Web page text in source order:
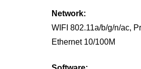
Network:
WIFI 802.11a/b/g/n/ac,
Ethernet 10/100M